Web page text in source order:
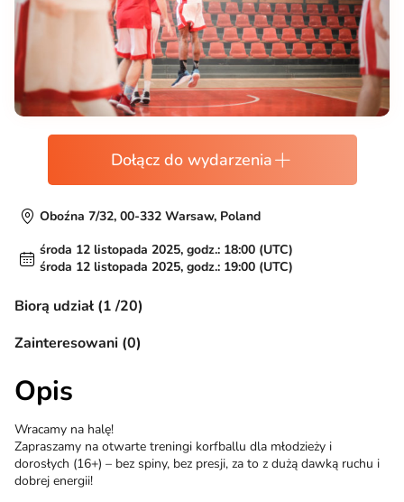
Dołącz do wydarzenia
Oboźna 7/32, 00-332 Warsaw, Poland
środa 12 listopada 2025, godz.: 18:00 (UTC)
środa 12 listopada 2025, godz.: 19:00 (UTC)
Biorą udział (1 /20)
Zainteresowani (0)
Opis
Wracamy na halę!
Zapraszamy na otwarte treningi korfballu dla młodzieży i
dorosłych (16+) – bez spiny, bez presji, za to z dużą dawką ruchu i
dobrej energii!